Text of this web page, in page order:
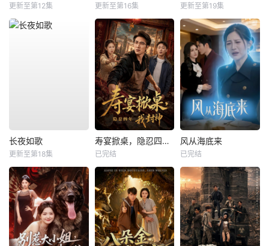
更新至第12集 更新至第16集 更新至第19集
长夜如歌
更新至第18集
寿宴掀桌，隐忍四年我封神
已完结
风从海底来
已完结